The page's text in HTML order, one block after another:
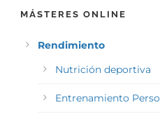
MÁSTERES ONLINE
Rendimiento
Nutrición deportiva
Entrenamiento